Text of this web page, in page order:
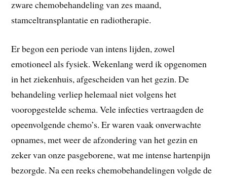
zware chemobehandeling van zes maand,
stamceltransplantatie en radiotherapie.
Er begon een periode van intens lijden, zowel
emotioneel als fysiek. Wekenlang werd ik opgenomen
in het ziekenhuis, afgescheiden van het gezin. De
behandeling verliep helemaal niet volgens het
vooropgestelde schema. Vele infecties vertraagden de
opeenvolgende chemo’s. Er waren vaak onverwachte
opnames, met weer de afzondering van het gezin en
zeker van onze pasgeborene, wat me intense hartenpijn
bezorgde. Na een reeks chemobehandelingen volgde de